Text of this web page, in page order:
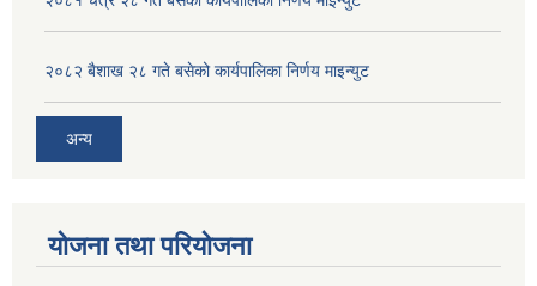
२०८२ बैशाख २८ गते बसेको कार्यपालिका निर्णय माइन्युट
अन्य
योजना तथा परियोजना